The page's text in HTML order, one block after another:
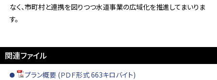
なく、市町村と連携を図りつつ水道事業の広域化を推進してまいりま
す。
関連ファイル
プラン概要 (ＰＤＦ形式 663キロバイト)